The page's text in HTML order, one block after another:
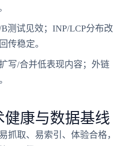
测试见效；INP/LCP分布改
传稳定。
写/合并低表现内容；外链
健康与数据基线
抓取、易索引、体验合格，